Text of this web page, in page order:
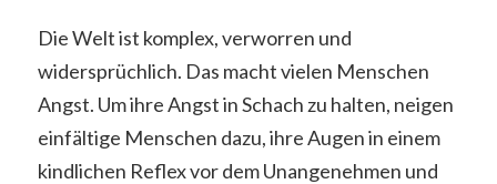
Die Welt ist komplex, verworren und
widersprüchlich. Das macht vielen Menschen
Angst. Um ihre Angst in Schach zu halten, neigen
einfältige Menschen dazu, ihre Augen in einem
kindlichen Reflex vor dem Unangenehmen und